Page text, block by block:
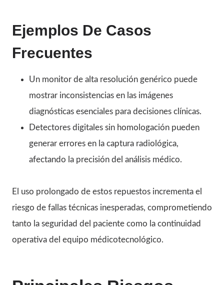
Ejemplos De Casos
Frecuentes
Un monitor de alta resolución genérico puede
mostrar inconsistencias en las imágenes
diagnósticas esenciales para decisiones clínicas.
Detectores digitales sin homologación pueden
generar errores en la captura radiológica,
afectando la precisión del análisis médico.
El uso prolongado de estos repuestos incrementa el
riesgo de fallas técnicas inesperadas, comprometiendo
tanto la seguridad del paciente como la continuidad
operativa del equipo médicotecnológico.